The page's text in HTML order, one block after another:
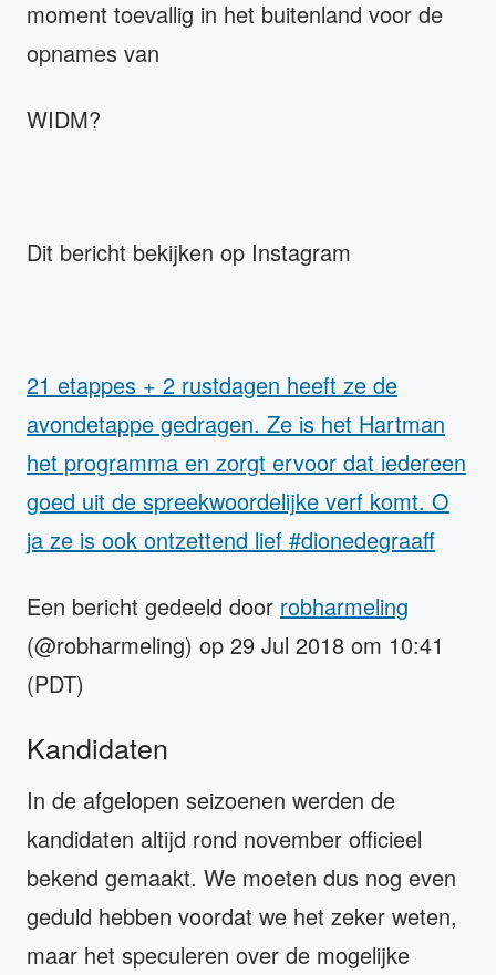
moment toevallig in het buitenland voor de
opnames van
WIDM?
Dit bericht bekijken op Instagram
21 etappes + 2 rustdagen heeft ze de
avondetappe gedragen. Ze is het Hartman
het programma en zorgt ervoor dat iedereen
goed uit de spreekwoordelijke verf komt. O
ja ze is ook ontzettend lief #dionedegraaff
Een bericht gedeeld door robharmeling
(@robharmeling) op 29 Jul 2018 om 10:41
(PDT)
Kandidaten
In de afgelopen seizoenen werden de
kandidaten altijd rond november officieel
bekend gemaakt. We moeten dus nog even
geduld hebben voordat we het zeker weten,
maar het speculeren over de mogelijke